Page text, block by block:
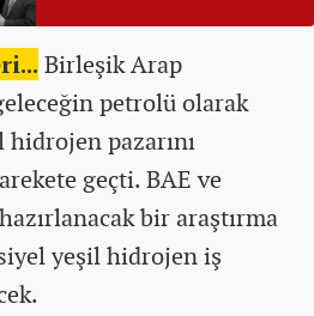
Birleşik Arap
petrolü olarak
pazarını
geçti. BAE ve
bir araştırma
yeşil hidrojen iş